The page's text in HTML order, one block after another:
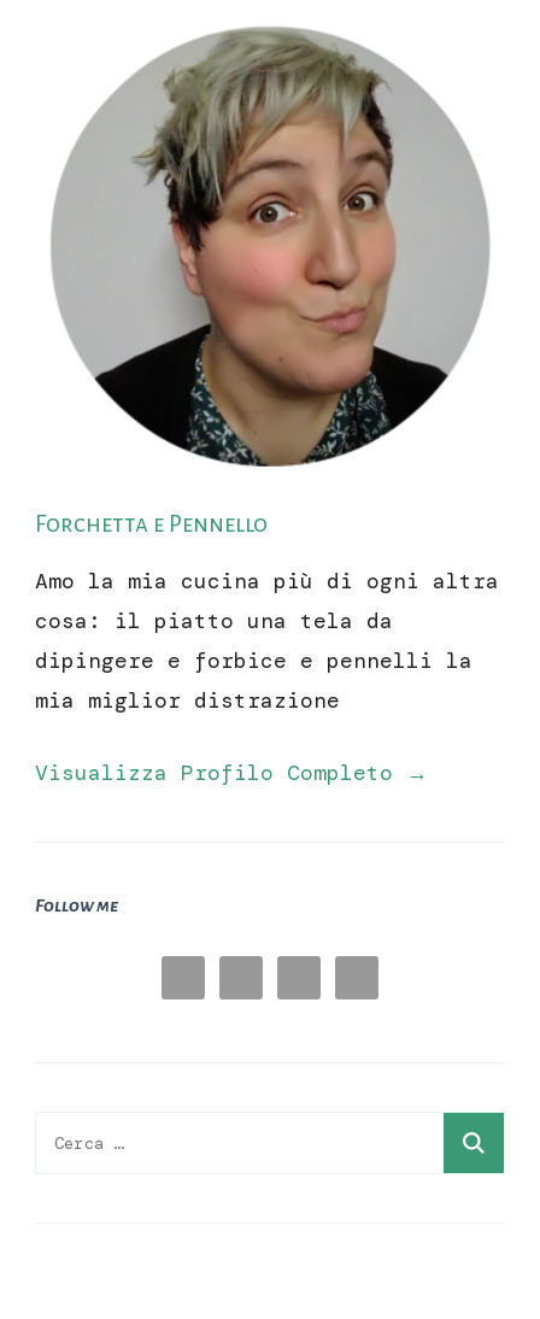
Forchetta e Pennello
Amo la mia cucina più di ogni altra
cosa: il piatto una tela da
dipingere e forbice e pennelli la
mia miglior distrazione
Visualizza Profilo Completo →
Follow me
Ricerca